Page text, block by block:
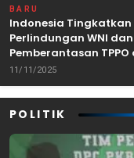
BARU
Indonesia Tingkatkan
Perlindungan WNI dan
Pemberantasan TPPO
Tenggara
11/11/2025
POLITIK